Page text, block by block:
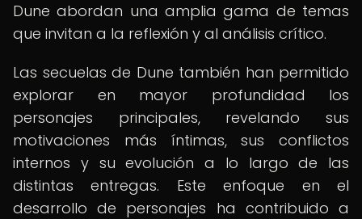
Dune abordan una amplia gama de temas
que invitan a la reflexión y al análisis crítico.
Las secuelas de Dune también han permitido
explorar en mayor profundidad los
personajes principales, revelando sus
motivaciones más íntimas, sus conflictos
internos y su evolución a lo largo de las
distintas entregas. Este enfoque en el
desarrollo de personajes ha contribuido a